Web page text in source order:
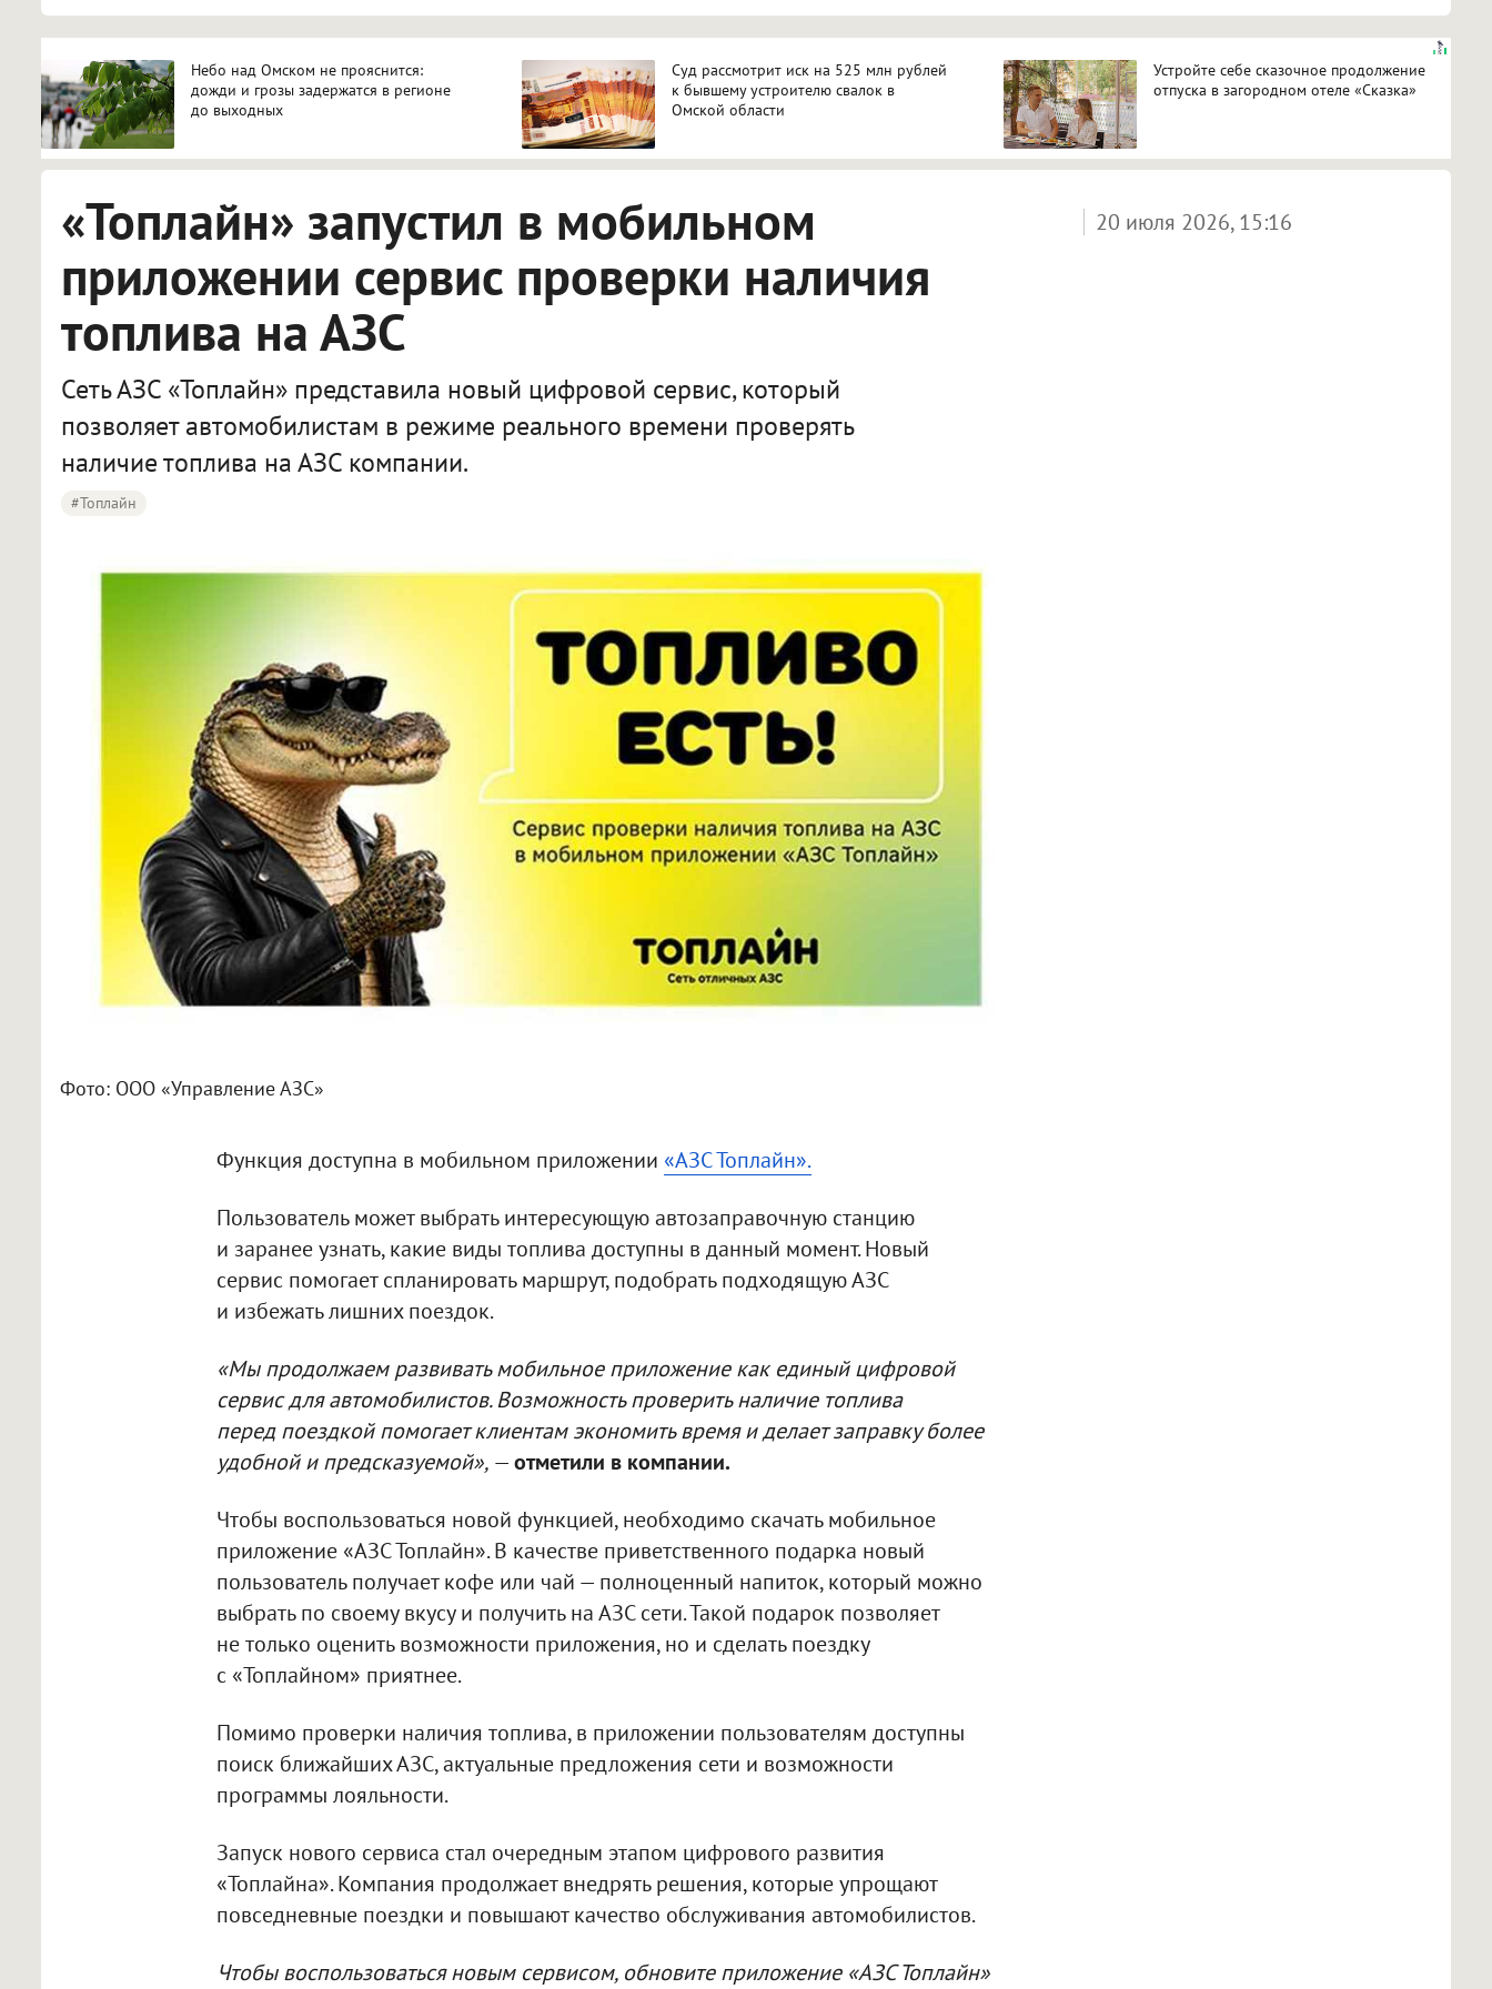
Небо над Омском не прояснится:
дожди и грозы задержатся в регионе
до выходных
Суд рассмотрит иск на 525 млн рублей
к бывшему устроителю свалок в
Омской области
Устройте себе сказочное продолжение
отпуска в загородном отеле «Сказка»
«Топлайн» запустил в мобильном
приложении сервис проверки наличия
топлива на АЗС
Сеть АЗС «Топлайн» представила новый цифровой сервис, который
позволяет автомобилистам в режиме реального времени проверять
наличие топлива на АЗС компании.
#Топлайн
20 июля 2026, 15:16
Фото: ООО «Управление АЗС»
Функция доступна в мобильном приложении «АЗС Топлайн».
Пользователь может выбрать интересующую автозаправочную станцию
и заранее узнать, какие виды топлива доступны в данный момент. Новый
сервис помогает спланировать маршрут, подобрать подходящую АЗС
и избежать лишних поездок.
«Мы продолжаем развивать мобильное приложение как единый цифровой
сервис для автомобилистов. Возможность проверить наличие топлива
перед поездкой помогает клиентам экономить время и делает заправку более
удобной и предсказуемой», —отметили в компании.
Чтобы воспользоваться новой функцией, необходимо скачать мобильное
приложение «АЗС Топлайн». В качестве приветственного подарка новый
пользователь получает кофе или чай — полноценный напиток, который можно
выбрать по своему вкусу и получить на АЗС сети. Такой подарок позволяет
не только оценить возможности приложения, но и сделать поездку
с «Топлайном» приятнее.
Помимо проверки наличия топлива, в приложении пользователям доступны
поиск ближайших АЗС, актуальные предложения сети и возможности
программы лояльности.
Запуск нового сервиса стал очередным этапом цифрового развития
«Топлайна». Компания продолжает внедрять решения, которые упрощают
повседневные поездки и повышают качество обслуживания автомобилистов.
Чтобы воспользоваться новым сервисом, обновите приложение «АЗС Топлайн»